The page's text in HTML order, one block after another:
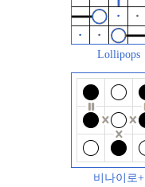
Lollipops
비나이로+